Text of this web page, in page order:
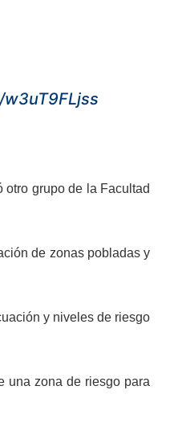
otro grupo de la Facultad
de zonas pobladas y
y niveles de riesgo
una zona de riesgo para